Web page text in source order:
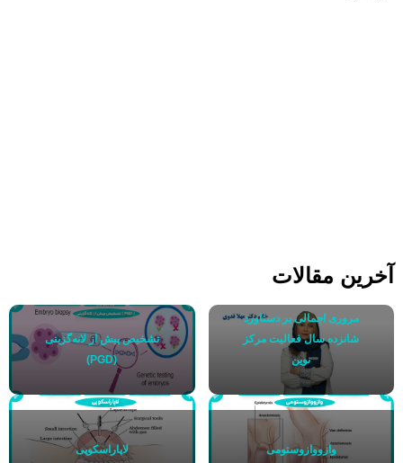
آخرین مقالات
مروری اجمالی بر دستاورد
شانزده سال فعالیت مرکز
نوین
تشخیص پیش از لانه‌گزینی
(PGD)
وازووازوستومی لاپاراسکوپی